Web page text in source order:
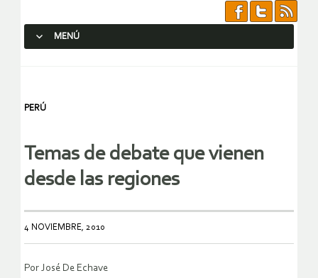
MENÚ
PERÚ
Temas de debate que vienen
desde las regiones
4 NOVIEMBRE, 2010
Por José De Echave